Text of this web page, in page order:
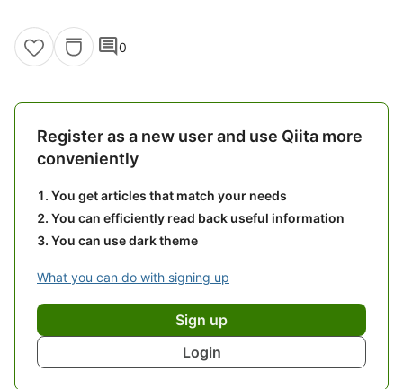
comment0
Register as a new user and use Qiita more
conveniently
You get articles that match your needs
You can efficiently read back useful information
You can use dark theme
What you can do with signing up
Sign up
Login